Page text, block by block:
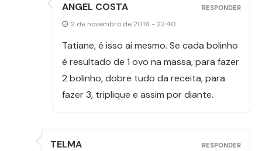
ANGEL COSTA
2 de novembro de 2016 - 22:40
Tatiane, é isso aí mesmo. Se cada bolinho
é resultado de 1 ovo na massa, para fazer
2 bolinho, dobre tudo da receita, para
fazer 3, triplique e assim por diante.
RESPONDER
TELMA RESPONDER